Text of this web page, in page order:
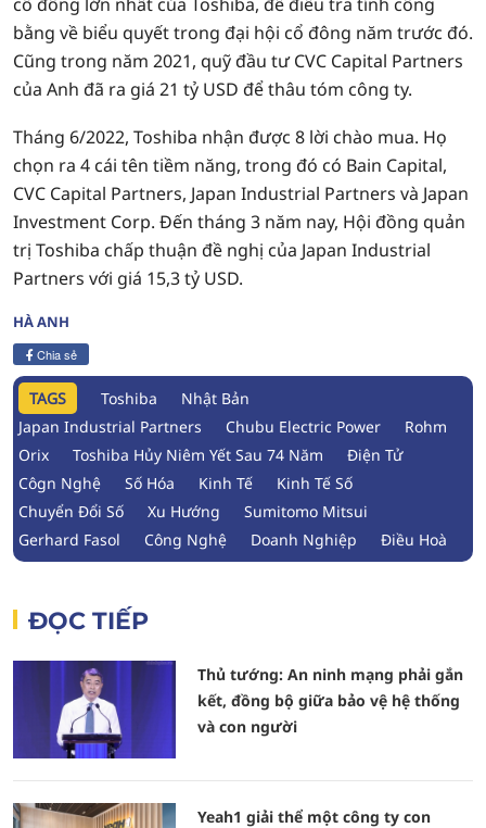
bằng về biểu quyết trong đại hội cổ đông năm trước đó.
Cũng trong năm 2021, quỹ đầu tư CVC Capital Partners
của Anh đã ra giá 21 tỷ USD để thâu tóm công ty.
Tháng 6/2022, Toshiba nhận được 8 lời chào mua. Họ
chọn ra 4 cái tên tiềm năng, trong đó có Bain Capital,
CVC Capital Partners, Japan Industrial Partners và Japan
Investment Corp. Đến tháng 3 năm nay, Hội đồng quản
trị Toshiba chấp thuận đề nghị của Japan Industrial
Partners với giá 15,3 tỷ USD.
HÀ ANH
Chia sẻ
TAGS Toshiba
Nhật Bản
Japan Industrial Partners
Chubu Electric Power
Rohm
Orix
Toshiba Hủy Niêm Yết Sau 74 Năm
Điện Tử
Côgn Nghệ
Số Hóa Kinh Tế
Kinh Tế Số
Chuyển Đổi Số
Xu Hướng
Sumitomo Mitsui
Gerhard Fasol
Công Nghệ Doanh Nghiệp Điều Hoà
ĐỌC TIẾP
Thủ tướng: An ninh mạng phải gắn
kết, đồng bộ giữa bảo vệ hệ thống
và con người
Yeah1 giải thể một công ty con